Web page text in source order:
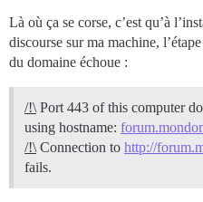
Là où ça se corse, c’est qu’à
discourse sur ma machine,
du domaine échoue :
/!\ Port 443 of this computer
using hostname:
/!\ Connection to http://
fails.